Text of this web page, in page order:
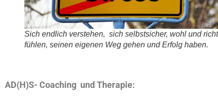
Sich endlich verstehen, sich selbstsicher, wohl und
fühlen, seinen eigenen Weg gehen und Erfolg haben.
AD(H)S- Coaching und Therapie: